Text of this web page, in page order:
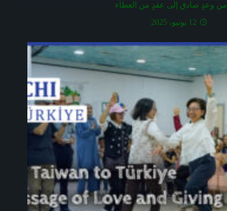
من وعدٍ صادق إلى عقدٍ من العطاء
12 يونيو، 2025